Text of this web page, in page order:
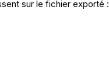
sur le fichier exporté :